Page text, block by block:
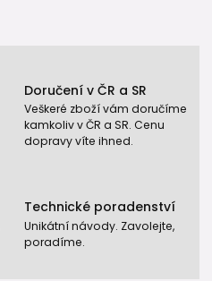
Doručení v ČR a SR
Veškeré zboží vám doručíme
kamkoliv v ČR a SR. Cenu
dopravy víte ihned.
Technické poradenství
Unikátní návody. Zavolejte,
poradíme.